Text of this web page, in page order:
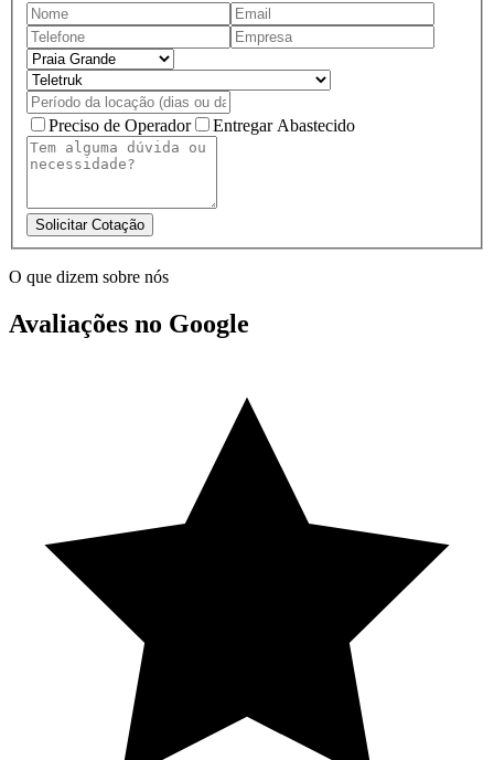
Preciso de Operador Entregar Abastecido
Solicitar Cotação
O que dizem sobre nós
Avaliações no Google